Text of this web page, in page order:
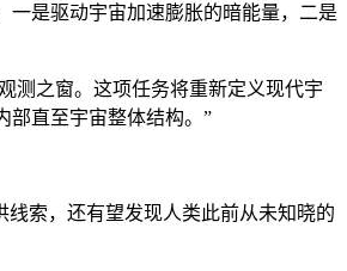
一是驱动宇宙加速膨胀的暗能量，二是
测之窗。这项任务将重新定义现代宇
部直至宇宙整体结构。”
索，还有望发现人类此前从未知晓的